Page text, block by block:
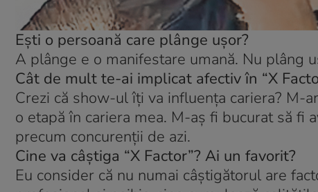
Eşti o persoană care plânge uşor?
A plânge e o manifestare umană. Nu plâng
Cât de mult te-ai implicat afectiv în “X
Crezi că show-ul îţi va influenţa cariera? M-
o etapă în cariera mea. M-aş fi bucurat să fi
precum concurenţii de azi.
Cine va câştiga “X Factor”? Ai un favorit?
Eu consider că nu numai câştigătorul are